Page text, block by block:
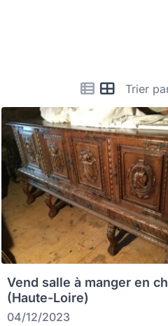
Trier
Vend salle à manger en
(Haute-Loire)
04/12/2023